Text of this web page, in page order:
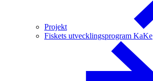
Projekt
Fiskets utvecklingsprogram KaKe